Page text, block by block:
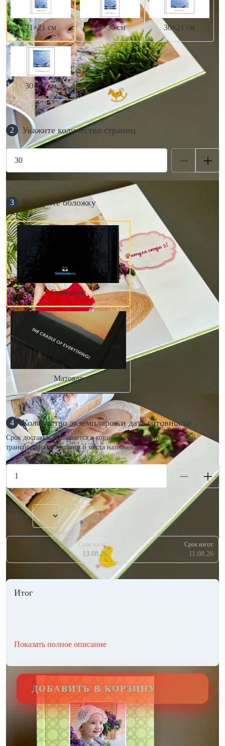
21×21 см 21×30 см 30×21 см
30×30 см
2 Укажите количество страниц
3 Выберите обложку
Глянцевая
Матовая
4 Количество экземпляров и дата готовности
Срок доставки указывается в корзине и зависит от выбранной
транспортной компании и места назначения.
Тираж
Срок изгот.
13.08.26
Срок изгот.
11.08.26
Итог
Показать полное описание
ДОБАВИТЬ В КОРЗИНУ